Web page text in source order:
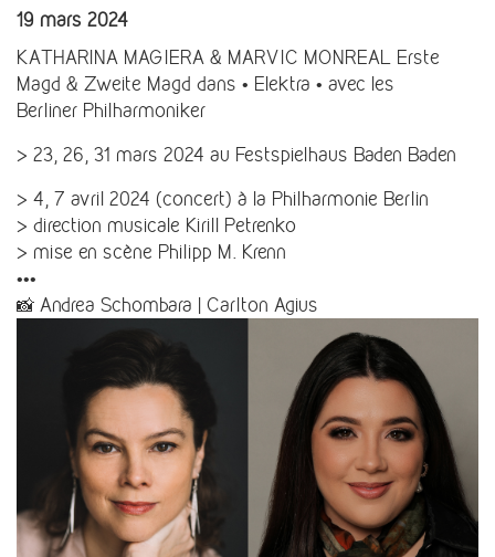
19 mars 2024
KATHARINA MAGIERA & MARVIC MONREAL Erste
Magd & Zweite Magd dans • Elektra • avec les
Berliner Philharmoniker
> 23, 26, 31 mars 2024 au Festspielhaus Baden Baden
> 4, 7 avril 2024 (concert) à la Philharmonie Berlin
> direction musicale Kirill Petrenko
> mise en scène Philipp M. Krenn
•••
📸 Andrea Schombara | Carlton Agius